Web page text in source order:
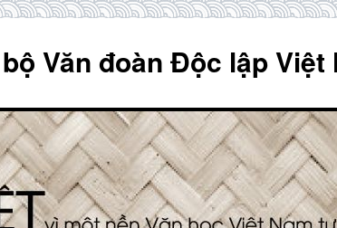
Văn đoàn Độc lập Việt